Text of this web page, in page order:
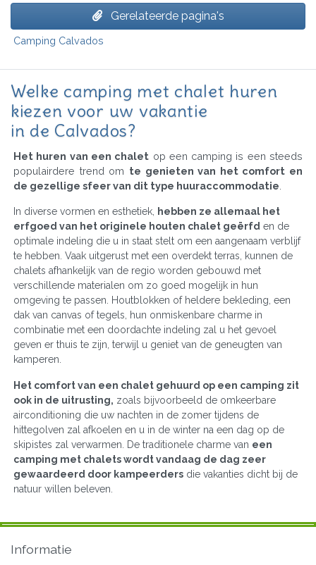
Gerelateerde pagina's
Camping Calvados
Welke camping met chalet huren
kiezen voor uw vakantie
in de Calvados?
Het huren van een chalet op een camping is een steeds
populairdere trend om te genieten van het comfort en
de gezellige sfeer van dit type huuraccommodatie
In diverse vormen en esthetiek, hebben ze allemaal het
erfgoed van het originele houten chalet geërfd en de
optimale indeling die u in staat stelt om een aangenaam verblijf
te hebben. Vaak uitgerust met een overdekt terras, kunnen de
chalets afhankelijk van de regio worden gebouwd met
verschillende materialen om zo goed mogelijk in hun
omgeving te passen. Houtblokken of heldere bekleding, een
dak van canvas of tegels, hun onmiskenbare charme in
combinatie met een doordachte indeling zal u het gevoel
geven er thuis te zijn, terwijl u geniet van de geneugten van
kamperen.
Het comfort van een chalet gehuurd op een camping zit
ook in de uitrusting, zoals bijvoorbeeld de omkeerbare
airconditioning die uw nachten in de zomer tijdens de
hittegolven zal afkoelen en u in de winter na een dag op de
skipistes zal verwarmen. De traditionele charme van een
camping met chalets wordt vandaag de dag zeer
gewaardeerd door kampeerders die vakanties dicht bij de
natuur willen beleven.
Informatie